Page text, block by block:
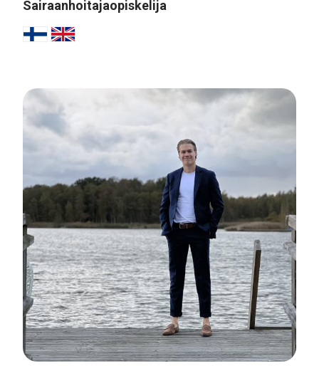
Sairaanhoitajaopiskelija